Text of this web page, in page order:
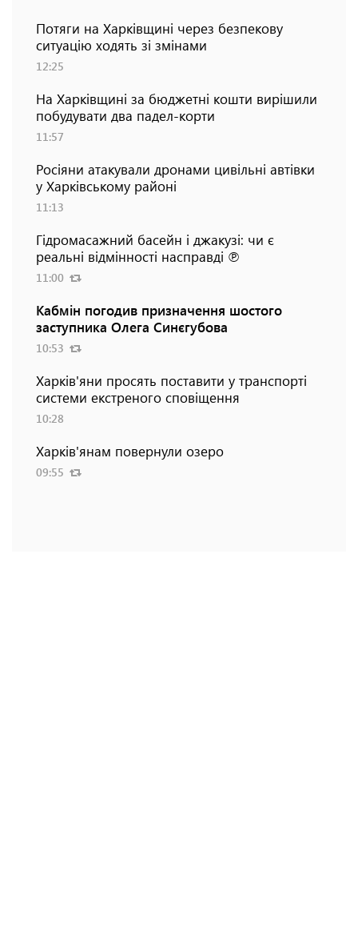
Потяги на Харківщині через безпекову
ситуацію ходять зі змінами
12:25
На Харківщині за бюджетні кошти вирішили
побудувати два падел-корти
11:57
Росіяни атакували дронами цивільні автівки
у Харківському районі
11:13
Гідромасажний басейн і джакузі: чи є
реальні відмінності насправді ℗
11:00
Кабмін погодив призначення шостого
заступника Олега Синєгубова
10:53
Харків'яни просять поставити у транспорті
системи екстреного сповіщення
10:28
Харків'янам повернули озеро
09:55